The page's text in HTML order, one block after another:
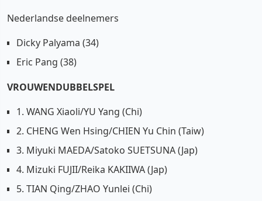
Nederlandse deelnemers
Dicky Palyama (34)
Eric Pang (38)
VROUWENDUBBELSPEL
1. WANG Xiaoli/YU Yang (Chi)
2. CHENG Wen Hsing/CHIEN Yu Chin (Taiw)
3. Miyuki MAEDA/Satoko SUETSUNA (Jap)
4. Mizuki FUJII/Reika KAKIIWA (Jap)
5. TIAN Qing/ZHAO Yunlei (Chi)